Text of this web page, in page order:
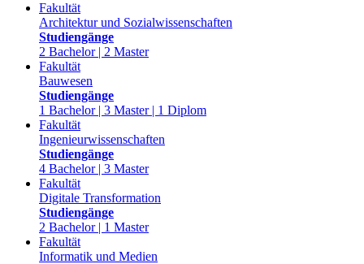
Fakultät
Architektur und Sozialwissenschaften
Studiengänge
2 Bachelor | 2 Master
Fakultät
Bauwesen
Studiengänge
1 Bachelor | 3 Master | 1 Diplom
Fakultät
Ingenieurwissenschaften
Studiengänge
4 Bachelor | 3 Master
Fakultät
Digitale Transformation
Studiengänge
2 Bachelor | 1 Master
Fakultät
Informatik und Medien